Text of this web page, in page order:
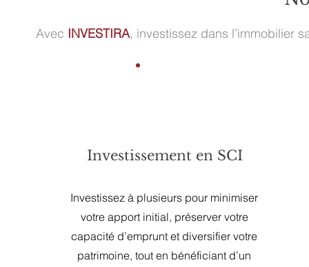
Avec INVESTIRA, investissez dans l’immobilier
Investissement en SCI
Investissez à plusieurs pour minimiser
votre apport initial, préserver votre
capacité d’emprunt et diversifier votre
patrimoine, tout en bénéficiant d’un